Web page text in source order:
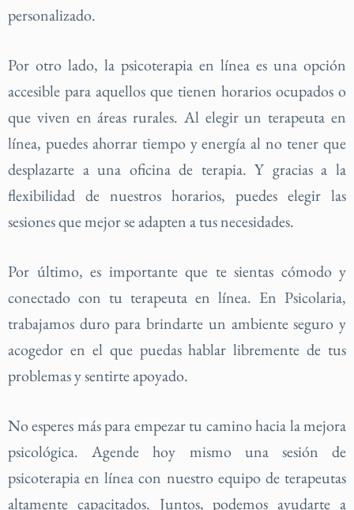
personalizado.
Por otro lado, la psicoterapia en línea es una opción
accesible para aquellos que tienen horarios ocupados o
que viven en áreas rurales. Al elegir un terapeuta en
línea, puedes ahorrar tiempo y energía al no tener que
desplazarte a una oficina de terapia. Y gracias a la
flexibilidad de nuestros horarios, puedes elegir las
sesiones que mejor se adapten a tus necesidades.
Por último, es importante que te sientas cómodo y
conectado con tu terapeuta en línea. En Psicolaria,
trabajamos duro para brindarte un ambiente seguro y
acogedor en el que puedas hablar libremente de tus
problemas y sentirte apoyado.
No esperes más para empezar tu camino hacia la mejora
psicológica. Agende hoy mismo una sesión de
psicoterapia en línea con nuestro equipo de terapeutas
altamente capacitados. Juntos, podemos ayudarte a